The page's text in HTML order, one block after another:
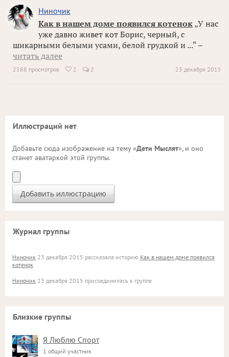
Ниночик
Как в нашем доме появился котенок „У нас
уже давно живет кот Борис, черный, с
шикарными белыми усами, белой грудкой и ...“ –
читать далее
23 декабря 2015
2588 просмотров  2 2
Иллюстраций нет
Добавьте сюда изображение на тему «Дети Мыслят», и оно
станет аватаркой этой группы.
Журнал группы
Ниночик 23 декабря 2015 рассказала историю Как в нашем доме появился
котенок
Ниночик 23 декабря 2015 присоединилась к группе
Близкие группы
Я Люблю Спорт
1 общий участник